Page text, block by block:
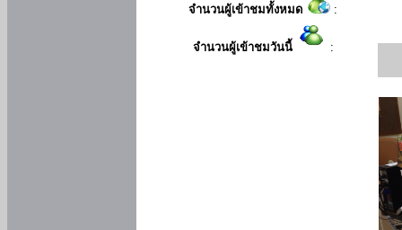
จำนวนผู้เข้าชมทั้งหมด :
จำนวนผู้เข้าชมวันนี้ :